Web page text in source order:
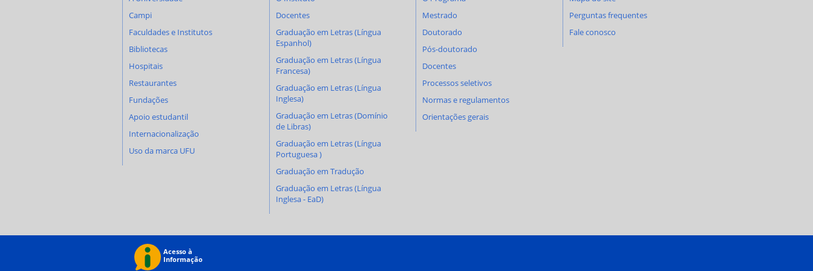
Campi
Faculdades e Institutos
Bibliotecas
Hospitais
Restaurantes
Fundações
Apoio estudantil
Internacionalização
Uso da marca UFU
Docentes
Graduação em Letras (Língua
Espanhol)
Graduação em Letras (Língua
Francesa)
Graduação em Letras (Língua
Inglesa)
Graduação em Letras (Domínio
de Libras)
Graduação em Letras (Língua
Portuguesa )
Graduação em Tradução
Graduação em Letras (Língua
Inglesa - EaD)
Mestrado
Doutorado
Pós-doutorado
Docentes
Processos seletivos
Normas e regulamentos
Orientações gerais
Perguntas frequentes
Fale conosco